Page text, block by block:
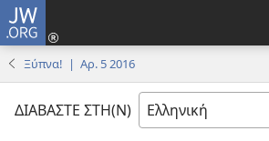
JW.ORG
Ξύπνα! | Αρ. 5 2016
ΔΙΑΒΑΣΤΕ ΣΤΗ(Ν)